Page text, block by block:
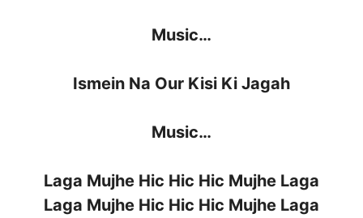
Music…
Ismein Na Our Kisi Ki Jagah
Music…
Laga Mujhe Hic Hic Hic Mujhe Laga
Laga Mujhe Hic Hic Hic Mujhe Laga